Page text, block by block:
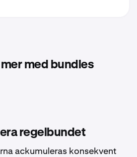
mer med bundles
regelbundet
ackumuleras konsekvent